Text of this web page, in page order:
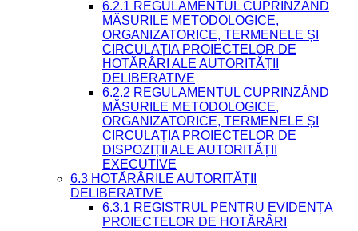
6.2.1 REGULAMENTUL CUPRINZÂND
MĂSURILE METODOLOGICE,
ORGANIZATORICE, TERMENELE ȘI
CIRCULAȚIA PROIECTELOR DE
HOTĂRÂRI ALE AUTORITĂȚII
DELIBERATIVE
6.2.2 REGULAMENTUL CUPRINZÂND
MĂSURILE METODOLOGICE,
ORGANIZATORICE, TERMENELE ȘI
CIRCULAȚIA PROIECTELOR DE
DISPOZIȚII ALE AUTORITĂȚII
EXECUTIVE
6.3 HOTĂRÂRILE AUTORITĂȚII
DELIBERATIVE
6.3.1 REGISTRUL PENTRU EVIDENȚA
PROIECTELOR DE HOTĂRÂRI